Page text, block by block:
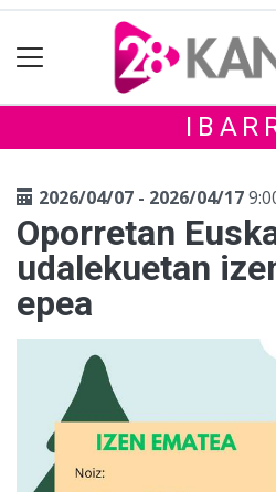
2026/04/07 - 2026/04/17
Oporretan
udalekuetan
epea